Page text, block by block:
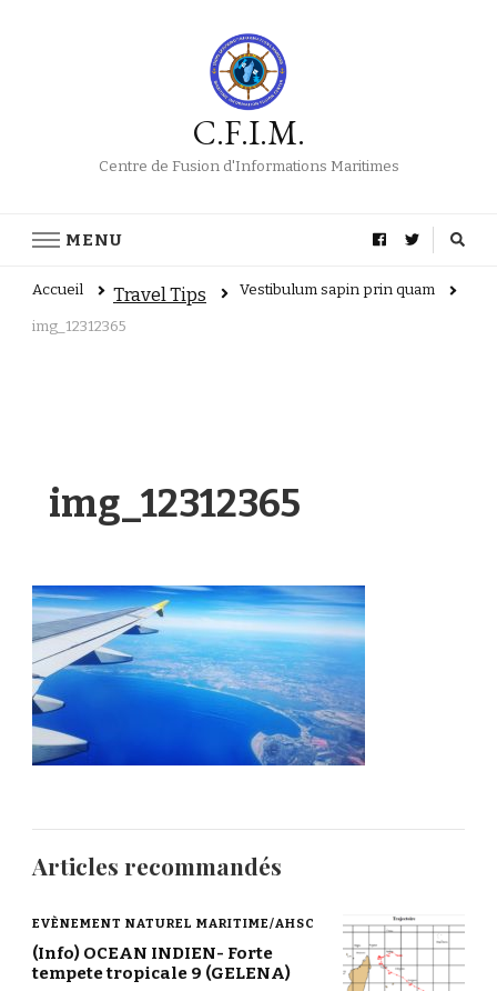
C.F.I.M.
Centre de Fusion d'Informations Maritimes
MENU
Accueil Travel Tips Vestibulum sapin prin quam
img_12312365
img_12312365
Articles recommandés
EVÈNEMENT NATUREL MARITIME/AHSC
(Info) OCEAN INDIEN- Forte
tempete tropicale 9 (GELENA)